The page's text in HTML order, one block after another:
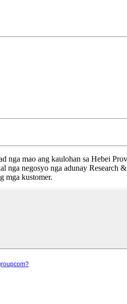
mao ang kaulohan sa Hebei
nga negosyo nga adunay Research
mga kustomer.